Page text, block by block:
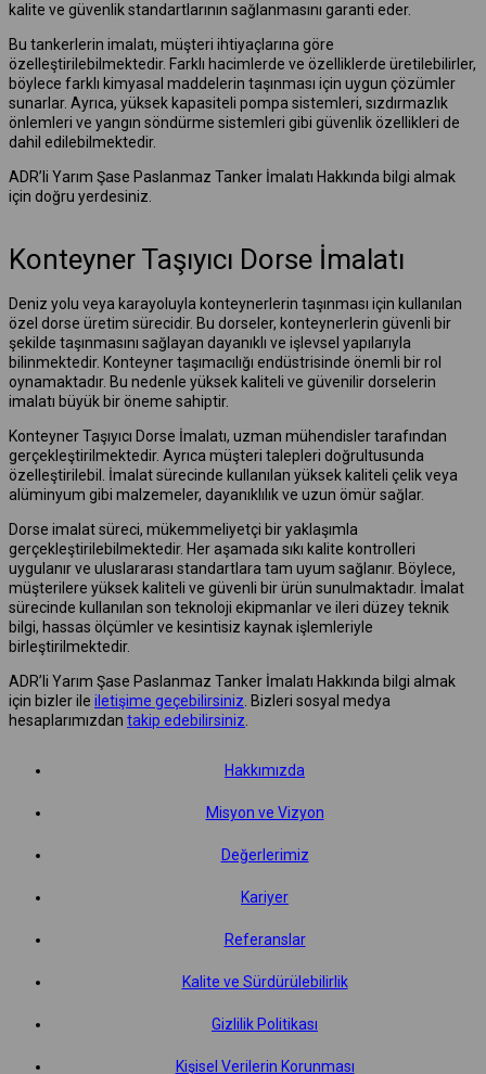
kalite ve güvenlik standartlarının sağlanmasını garanti eder.
Bu tankerlerin imalatı, müşteri ihtiyaçlarına göre
özelleştirilebilmektedir. Farklı hacimlerde ve özelliklerde üretilebilirler,
böylece farklı kimyasal maddelerin taşınması için uygun çözümler
sunarlar. Ayrıca, yüksek kapasiteli pompa sistemleri, sızdırmazlık
önlemleri ve yangın söndürme sistemleri gibi güvenlik özellikleri de
dahil edilebilmektedir.
ADR’li Yarım Şase Paslanmaz Tanker İmalatı Hakkında bilgi almak
için doğru yerdesiniz.
Konteyner Taşıyıcı Dorse İmalatı
Deniz yolu veya karayoluyla konteynerlerin taşınması için kullanılan
özel dorse üretim sürecidir. Bu dorseler, konteynerlerin güvenli bir
şekilde taşınmasını sağlayan dayanıklı ve işlevsel yapılarıyla
bilinmektedir. Konteyner taşımacılığı endüstrisinde önemli bir rol
oynamaktadır. Bu nedenle yüksek kaliteli ve güvenilir dorselerin
imalatı büyük bir öneme sahiptir.
Konteyner Taşıyıcı Dorse İmalatı, uzman mühendisler tarafından
gerçekleştirilmektedir. Ayrıca müşteri talepleri doğrultusunda
özelleştirilebil. İmalat sürecinde kullanılan yüksek kaliteli çelik veya
alüminyum gibi malzemeler, dayanıklılık ve uzun ömür sağlar.
Dorse imalat süreci, mükemmeliyetçi bir yaklaşımla
gerçekleştirilebilmektedir. Her aşamada sıkı kalite kontrolleri
uygulanır ve uluslararası standartlara tam uyum sağlanır. Böylece,
müşterilere yüksek kaliteli ve güvenli bir ürün sunulmaktadır. İmalat
sürecinde kullanılan son teknoloji ekipmanlar ve ileri düzey teknik
bilgi, hassas ölçümler ve kesintisiz kaynak işlemleriyle
birleştirilmektedir.
ADR’li Yarım Şase Paslanmaz Tanker İmalatı Hakkında bilgi almak
için bizler ile iletişime geçebilirsiniz . Bizleri sosyal medya
hesaplarımızdan takip edebilirsiniz
Hakkımızda
Misyon ve Vizyon
Değerlerimiz
Kariyer
Referanslar
Kalite ve Sürdürülebilirlik
Gizlilik Politikası
Kişisel Verilerin Korunması